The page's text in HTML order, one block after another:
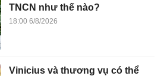
TNCN như thế nào?
18:00 6/8/2026
Vinicius và thương vụ có thể